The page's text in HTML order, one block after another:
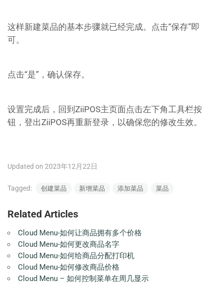
这样新建菜品的基本步骤就已经完成。点击“保存”即
可。
点击“是”，确认保存。
设置完成后，回到ZiiPOS主页面点击左下角工具栏按
钮，登出ZiiPOS再重新登录，以确保您的修改生效。
Updated on 2023年12月22日
Tagged: 创建菜品 新增菜品 添加菜品 菜品
Related Articles
Cloud Menu-如何让商品拥有多个价格
Cloud Menu-如何更改商品名字
Cloud Menu-如何给商品分配打印机
Cloud Menu-如何修改商品价格
Cloud Menu – 如何控制菜单在周几显示